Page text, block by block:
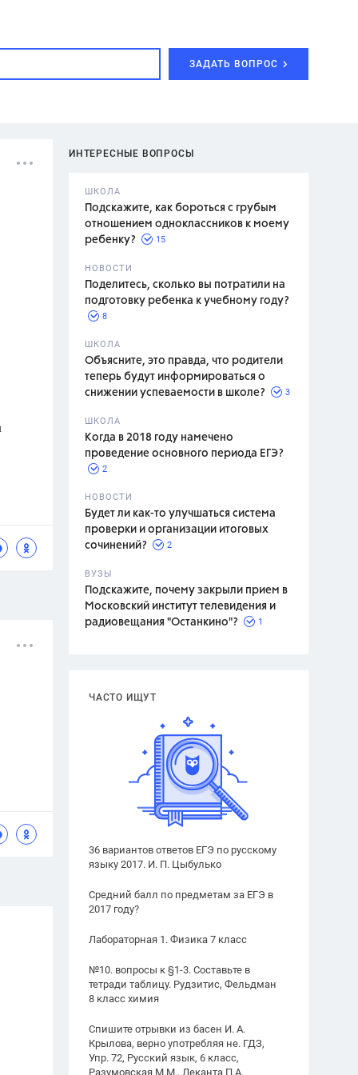
ЗАДАТЬ ВОПРОС
ИНТЕРЕСНЫЕ ВОПРОСЫ
ШКОЛА
Подскажите, как бороться с грубым
отношением одноклассников к моему
ребенку?
15
НОВОСТИ
Поделитесь, сколько вы потратили на
подготовку ребенка к учебному году?
8
ШКОЛА
Объясните, это правда, что родители
теперь будут информироваться о
снижении успеваемости в школе?
3
ШКОЛА
Когда в 2018 году намечено
проведение основного периода ЕГЭ?
2
НОВОСТИ
Будет ли как-то улучшаться система
проверки и организации итоговых
сочинений?
2
ВУЗЫ
Подскажите, почему закрыли прием в
Московский институт телевидения и
радиовещания "Останкино"?
1
ЧАСТО ИЩУТ
36 вариантов ответов ЕГЭ по русскому
языку 2017. И. П. Цыбулько
Средний балл по предметам за ЕГЭ в
2017 году?
Лабораторная 1. Физика 7 класс
№10. вопросы к §1-3. Составьте в
тетради таблицу. Рудзитис, Фельдман
8 класс химия
Спишите отрывки из басен И. А.
Крылова, верно употребляя не. ГДЗ,
Упр. 72, Русский язык, 6 класс,
Разумовская М.М., Леканта П.А.